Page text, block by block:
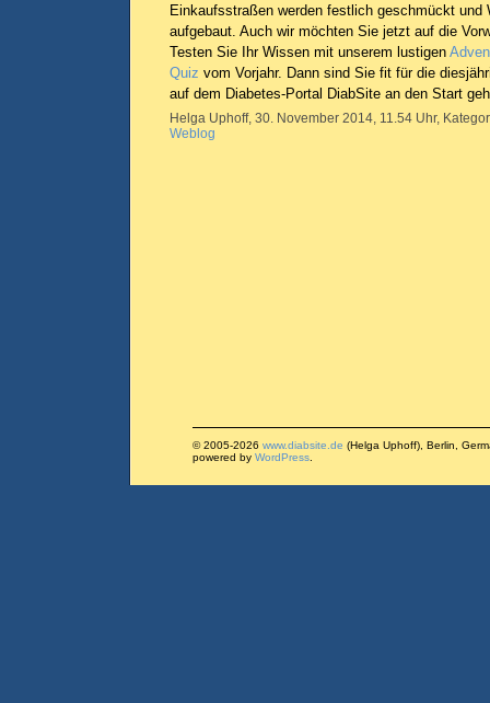
Einkaufsstraßen werden festlich geschmückt und
aufgebaut. Auch wir möchten Sie jetzt auf die
Testen Sie Ihr Wissen mit unserem lustigen
Quiz vom Vorjahr. Dann sind Sie fit für die
auf dem Diabetes-Portal DiabSite an den Start
Helga Uphoff, 30. November 2014, 11.54 Uhr,
Weblog
© 2005-2026 www.diabsite.de (Helga Uphoff), Berlin,
powered by WordPress.